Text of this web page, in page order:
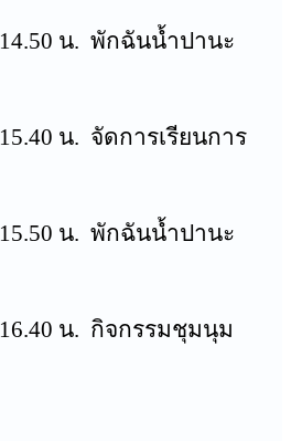
น. พักฉันน้ำปานะ
น. จัดการเรียนการ
น. พักฉันน้ำปานะ
น. กิจกรรมชุมนุม